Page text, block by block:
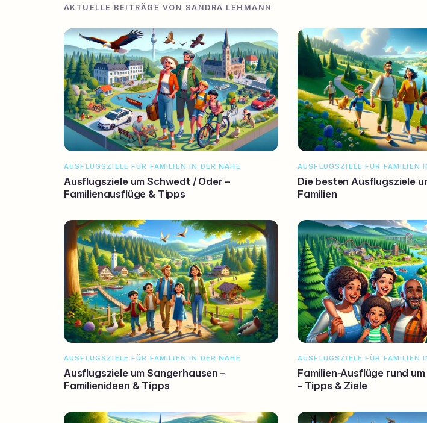
AKTUELLE BEITRÄGE VON SANDRA LEHMANN
AUSFLUGSZIELE FÜR FAMILIEN IN DER NÄHE
Ausflugsziele um Schwedt / Oder –
Familienausflüge & Tipps
AUSFLUGSZIELE FÜR FAMILIEN
Die besten Ausflugsziele
Familien
AUSFLUGSZIELE FÜR FAMILIEN IN DER NÄHE
Ausflugsziele um Sangerhausen –
Familienideen & Tipps
AUSFLUGSZIELE FÜR FAMILIEN
Familien-Ausflüge rund
– Tipps & Ziele